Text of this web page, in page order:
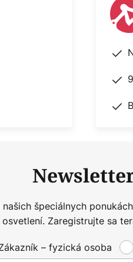
špeciálnych
Zaregistrujte sa
– fyzická osoba